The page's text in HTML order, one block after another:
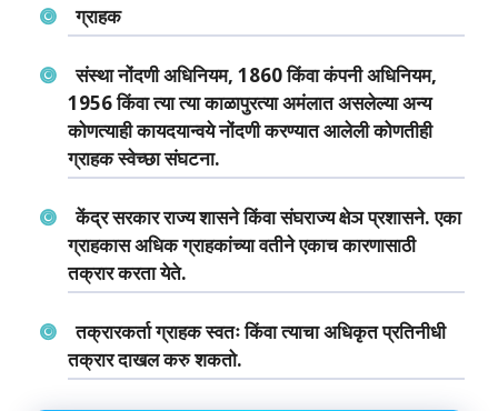
ग्राहक
संस्‍था नोंदणी अधिनियम‍, 1860 किंवा कंपनी अधिनियम,
1956 किंवा त्‍या त्‍या काळापुरत्‍या अमंलात असलेल्‍या अन्‍य
कोणत्‍याही कायदयान्‍वये नोंदणी करण्‍यात आलेली कोणतीही
ग्राहक स्‍वेच्‍छा संघटना.
केंद्र सरकार राज्‍य शासने किंवा संघराज्‍य क्षेञ प्रशासने. एका
ग्राहकास अधिक ग्राहकांच्‍या वतीने एकाच कारणासाठी
तक्रार करता येते.
तक्रारकर्ता ग्राहक स्‍वतः किंवा त्‍याचा अधिकृत प्रतिनीधी
तक्रार दाखल करु शकतो.